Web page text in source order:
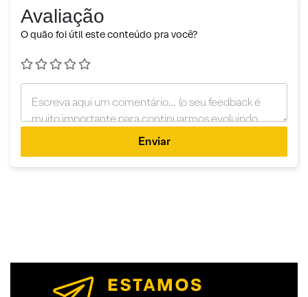
Avaliação
O quão foi útil este conteúdo pra você?
Enviar